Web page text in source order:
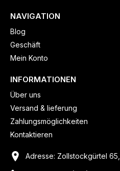
NAVIGATION
Blog
Geschäft
Mein Konto
INFORMATIONEN
Über uns
Versand & lieferung
Zahlungsmöglichkeiten
Kontaktieren
Adresse: Zollstockgürtel